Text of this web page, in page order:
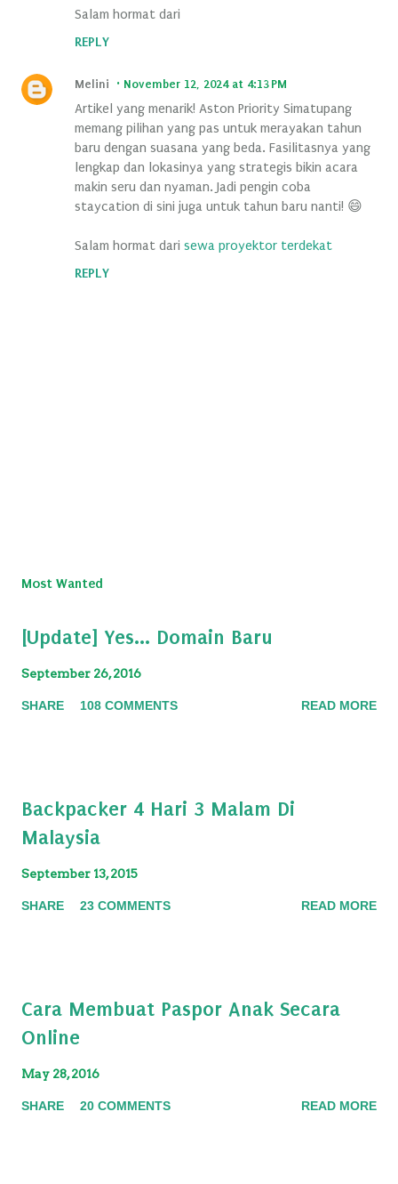
Salam hormat dari
REPLY
Melini November 12, 2024 at 4:13 PM
Artikel yang menarik! Aston Priority Simatupang
memang pilihan yang pas untuk merayakan tahun
baru dengan suasana yang beda. Fasilitasnya yang
lengkap dan lokasinya yang strategis bikin acara
makin seru dan nyaman. Jadi pengin coba
staycation di sini juga untuk tahun baru nanti! 😄
Salam hormat dari sewa proyektor terdekat
REPLY
s
C
m
m
Most Wanted
[Update] Yes... Domain Baru
September 26, 2016
SHARE 108 COMMENTS READ MORE
Backpacker 4 Hari 3 Malam Di
Malaysia
September 13, 2015
SHARE 23 COMMENTS READ MORE
Cara Membuat Paspor Anak Secara
Online
May 28, 2016
SHARE 20 COMMENTS READ MORE